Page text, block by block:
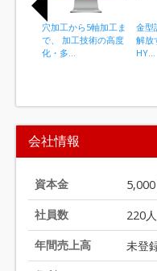
穴加工から5軸加工ま
で、 加工技術の高度
化・多...
金型
解放
HY...
I
t
e
m
1
o
f
9
会社情報
資本金
社員数
220人
年間売上高
未登